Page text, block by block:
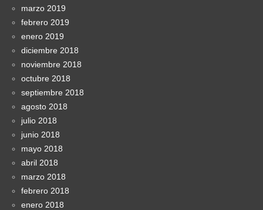
marzo 2019
febrero 2019
enero 2019
diciembre 2018
noviembre 2018
octubre 2018
septiembre 2018
agosto 2018
julio 2018
junio 2018
mayo 2018
abril 2018
marzo 2018
febrero 2018
enero 2018